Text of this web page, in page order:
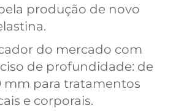
produção de novo
do mercado com
de profundidade: de
mm para tratamentos
e corporais.